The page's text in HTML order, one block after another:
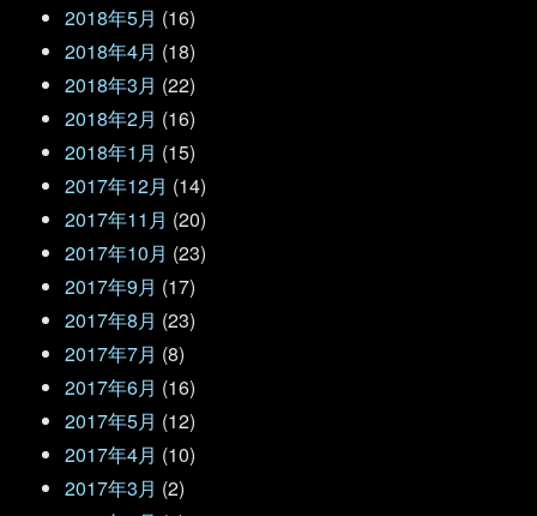
2018年5月 (16)
2018年4月 (18)
2018年3月 (22)
2018年2月 (16)
2018年1月 (15)
2017年12月 (14)
2017年11月 (20)
2017年10月 (23)
2017年9月 (17)
2017年8月 (23)
2017年7月 (8)
2017年6月 (16)
2017年5月 (12)
2017年4月 (10)
2017年3月 (2)